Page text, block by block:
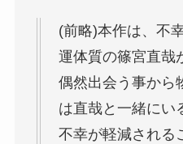
(前略)本作は、不
運体質の篠宮直哉
偶然出会う事から
は直哉と一緒にい
不幸が軽減される